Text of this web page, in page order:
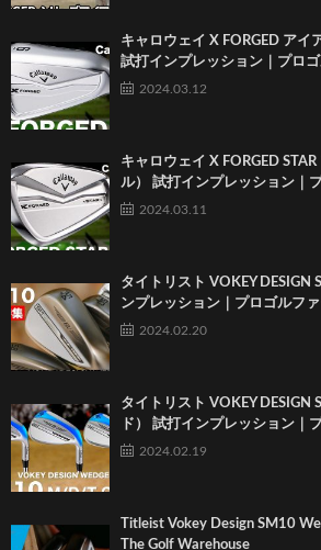
キャロウェイ X FORGED アイ
試打インプレッション｜プロ
2024.03.12
キャロウェイ X FORGED
ル） 試打インプレッション｜
2024.03.11
タイトリスト VOKEY DESIGN
ンプレッション｜プロゴルフ
2024.02.20
タイトリスト VOKEY
ド） 試打インプレッション｜
2024.02.19
Titleist Vokey Design SM10
The Golf Warehouse